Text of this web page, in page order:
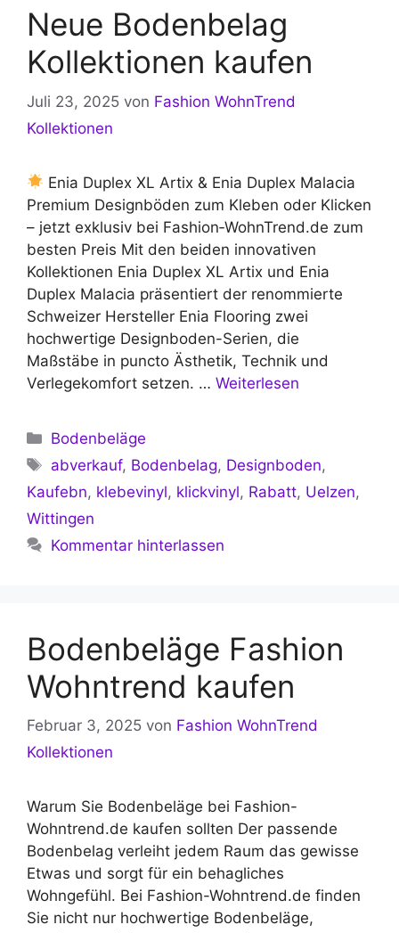
Neue Bodenbelag
Kollektionen kaufen
Juli 23, 2025 von Fashion WohnTrend
Kollektionen
Enia Duplex XL Artix & Enia Duplex Malacia
Premium Designböden zum Kleben oder Klicken
– jetzt exklusiv bei Fashion‑WohnTrend.de zum
besten Preis Mit den beiden innovativen
Kollektionen Enia Duplex XL Artix und Enia
Duplex Malacia präsentiert der renommierte
Schweizer Hersteller Enia Flooring zwei
hochwertige Designboden-Serien, die
Maßstäbe in puncto Ästhetik, Technik und
Verlegekomfort setzen. … Weiterlesen
Kategorien
Bodenbeläge
Schlagwörter
abverkauf, Bodenbelag, Designboden,
Kaufebn, klebevinyl, klickvinyl, Rabatt, Uelzen,
Wittingen
Kommentar hinterlassen
Bodenbeläge Fashion
Wohntrend kaufen
Februar 3, 2025 von Fashion WohnTrend
Kollektionen
Warum Sie Bodenbeläge bei Fashion-
Wohntrend.de kaufen sollten Der passende
Bodenbelag verleiht jedem Raum das gewisse
Etwas und sorgt für ein behagliches
Wohngefühl. Bei Fashion-Wohntrend.de finden
Sie nicht nur hochwertige Bodenbeläge,